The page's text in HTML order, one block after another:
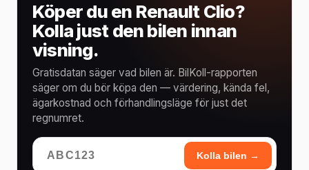
Köper du en Renault Clio?
Kolla just den bilen innan
visning.
Gratisdatan säger vad bilen är. BilKoll-rapporten
säger om du bör köpa den — värdering, kända fel,
ägarkostnad och förhandlingsläge för just det
regnumret.
Kolla bilen →